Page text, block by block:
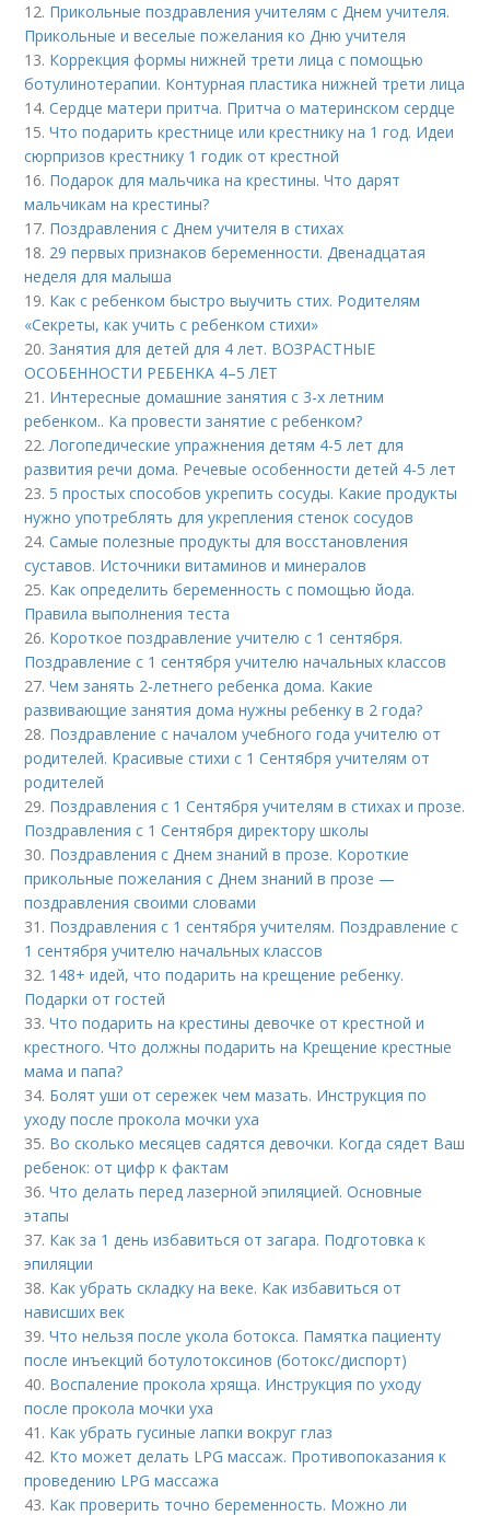
12. Прикольные поздравления учителям с Днем учителя.
Прикольные и веселые пожелания ко Дню учителя
13. Коррекция формы нижней трети лица с помощью
ботулинотерапии. Контурная пластика нижней трети лица
14.Сердце матери притча. Притча о материнском сердце
15.Что подарить крестнице или крестнику на 1 год. Идеи
сюрпризов крестнику 1 годик от крестной
16. Подарок для мальчика на крестины. Что дарят
мальчикам на крестины?
17. Поздравления с Днем учителя в стихах
18. 29 первых признаков беременности. Двенадцатая
неделя для малыша
19. Как с ребенком быстро выучить стих. Родителям
«Секреты, как учить с ребенком стихи»
20.Занятия для детей для 4 лет. ВОЗРАСТНЫЕ
ОСОБЕННОСТИ РЕБЕНКА 4–5 ЛЕТ
21. Интересные домашние занятия с 3-х летним
ребенком.. Ка провести занятие с ребенком?
22.Логопедические упражнения детям 4-5 лет для
развития речи дома. Речевые особенности детей 4-5 лет
23. 5 простых способов укрепить сосуды. Какие продукты
нужно употреблять для укрепления стенок сосудов
24.Самые полезные продукты для восстановления
суставов. Источники витаминов и минералов
25. Как определить беременность с помощью йода.
Правила выполнения теста
26. Короткое поздравление учителю с 1 сентября.
Поздравление с 1 сентября учителю начальных классов
27.Чем занять 2-летнего ребенка дома. Какие
развивающие занятия дома нужны ребенку в 2 года?
28. Поздравление с началом учебного года учителю от
родителей. Красивые стихи с 1 Сентября учителям от
родителей
29. Поздравления с 1 Сентября учителям в стихах и прозе.
Поздравления с 1 Сентября директору школы
30. Поздравления с Днем знаний в прозе. Короткие
прикольные пожелания с Днем знаний в прозе —
поздравления своими словами
31. Поздравления с 1 сентября учителям. Поздравление с
1 сентября учителю начальных классов
32. 148+ идей, что подарить на крещение ребенку.
Подарки от гостей
33.Что подарить на крестины девочке от крестной и
крестного. Что должны подарить на Крещение крестные
мама и папа?
34. Болят уши от сережек чем мазать. Инструкция по
уходу после прокола мочки уха
35. Во сколько месяцев садятся девочки. Когда сядет Ваш
ребенок: от цифр к фактам
36.Что делать перед лазерной эпиляцией. Основные
этапы
37. Как за 1 день избавиться от загара. Подготовка к
эпиляции
38. Как убрать складку на веке. Как избавиться от
нависших век
39.Что нельзя после укола ботокса. Памятка пациенту
после инъекций ботулотоксинов (ботокс/диспорт)
40. Воспаление прокола хряща. Инструкция по уходу
после прокола мочки уха
41. Как убрать гусиные лапки вокруг глаз
42. Кто может делать LPG массаж. Противопоказания к
проведению LPG массажа
43. Как проверить точно беременность. Можно ли